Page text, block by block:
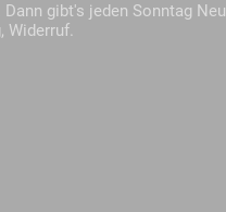
Dann gibt's jeden Sonntag
Widerruf.